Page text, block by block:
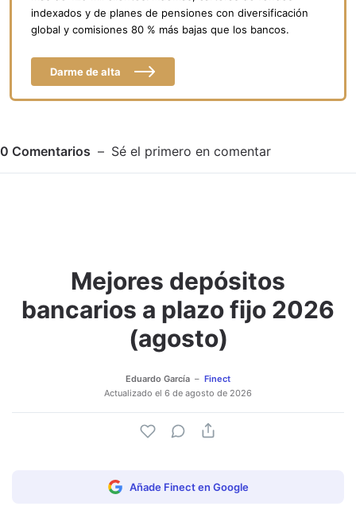
indexados y de planes de pensiones con diversificación
global y comisiones 80 % más bajas que los bancos.
Darme de alta
0 Comentarios Sé el primero en comentar
Adjuntar imagen
Mejores depósitos
bancarios a plazo fijo 2026
(agosto)
Eduardo García
Finect
Actualizado el 6 de agosto de 2026
Añade Finect en Google